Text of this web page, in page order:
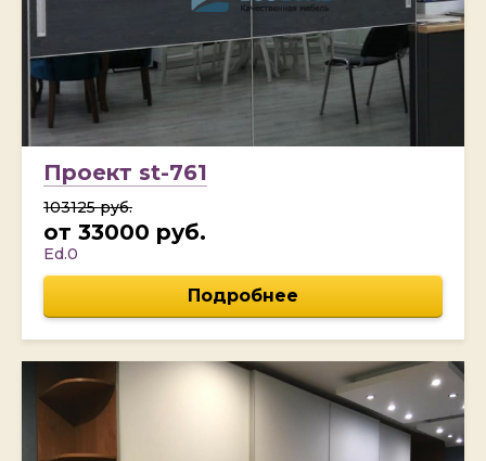
Проект st-761
103125 руб.
от 33000 руб.
Ed.0
Подробнее